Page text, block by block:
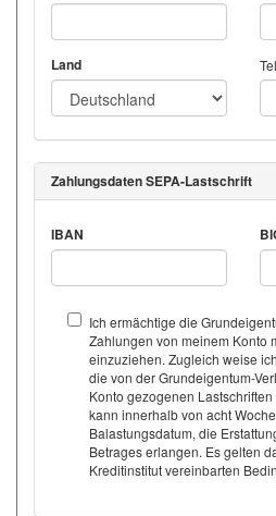
Land
Zahlungsdaten SEPA-Lastschrift
IBAN
Ich ermächtige die
Zahlungen von meinem Konto
einzuziehen. Zugleich weise
die von der Grundeigentum-
Konto gezogenen
kann innerhalb von acht
Balastungsdatum, die
Betrages erlangen. Es gelten
Kreditinstitut vereinbarten